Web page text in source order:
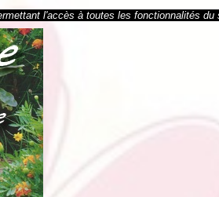
l'accès à toutes les fonctionnalités du